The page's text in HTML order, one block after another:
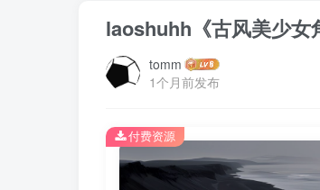
laoshuhh《古风美少女
tomm
1个月前发布
付费资源